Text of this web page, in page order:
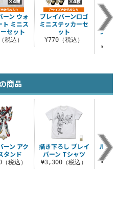
ーン ウォ
ト ミニス
セット
税込）
ブレイバーンロゴ
ミニステッカーセ
ット
¥770（税込）
多国
（
ンレ
商品
ーン アク
タンド
税込）
描き下ろし ブレイ
バーン Tシャツ
¥3,300（税込）
ルル